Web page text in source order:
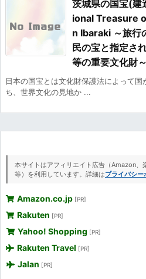
茨城県の国宝(建
ional Treasure
n Ibaraki ～旅行
民の宝と指定さ
等の重要文化財～
日本の国宝とは文化財保護法によって国
ち、世界文化の見地か ...
本サイトはアフィリエイト広告（Amazon
等）を利用しています。詳細はプライバシー
Amazon.co.jp [PR]
Rakuten [PR]
Yahoo! Shopping [PR]
Rakuten Travel [PR]
Jalan [PR]